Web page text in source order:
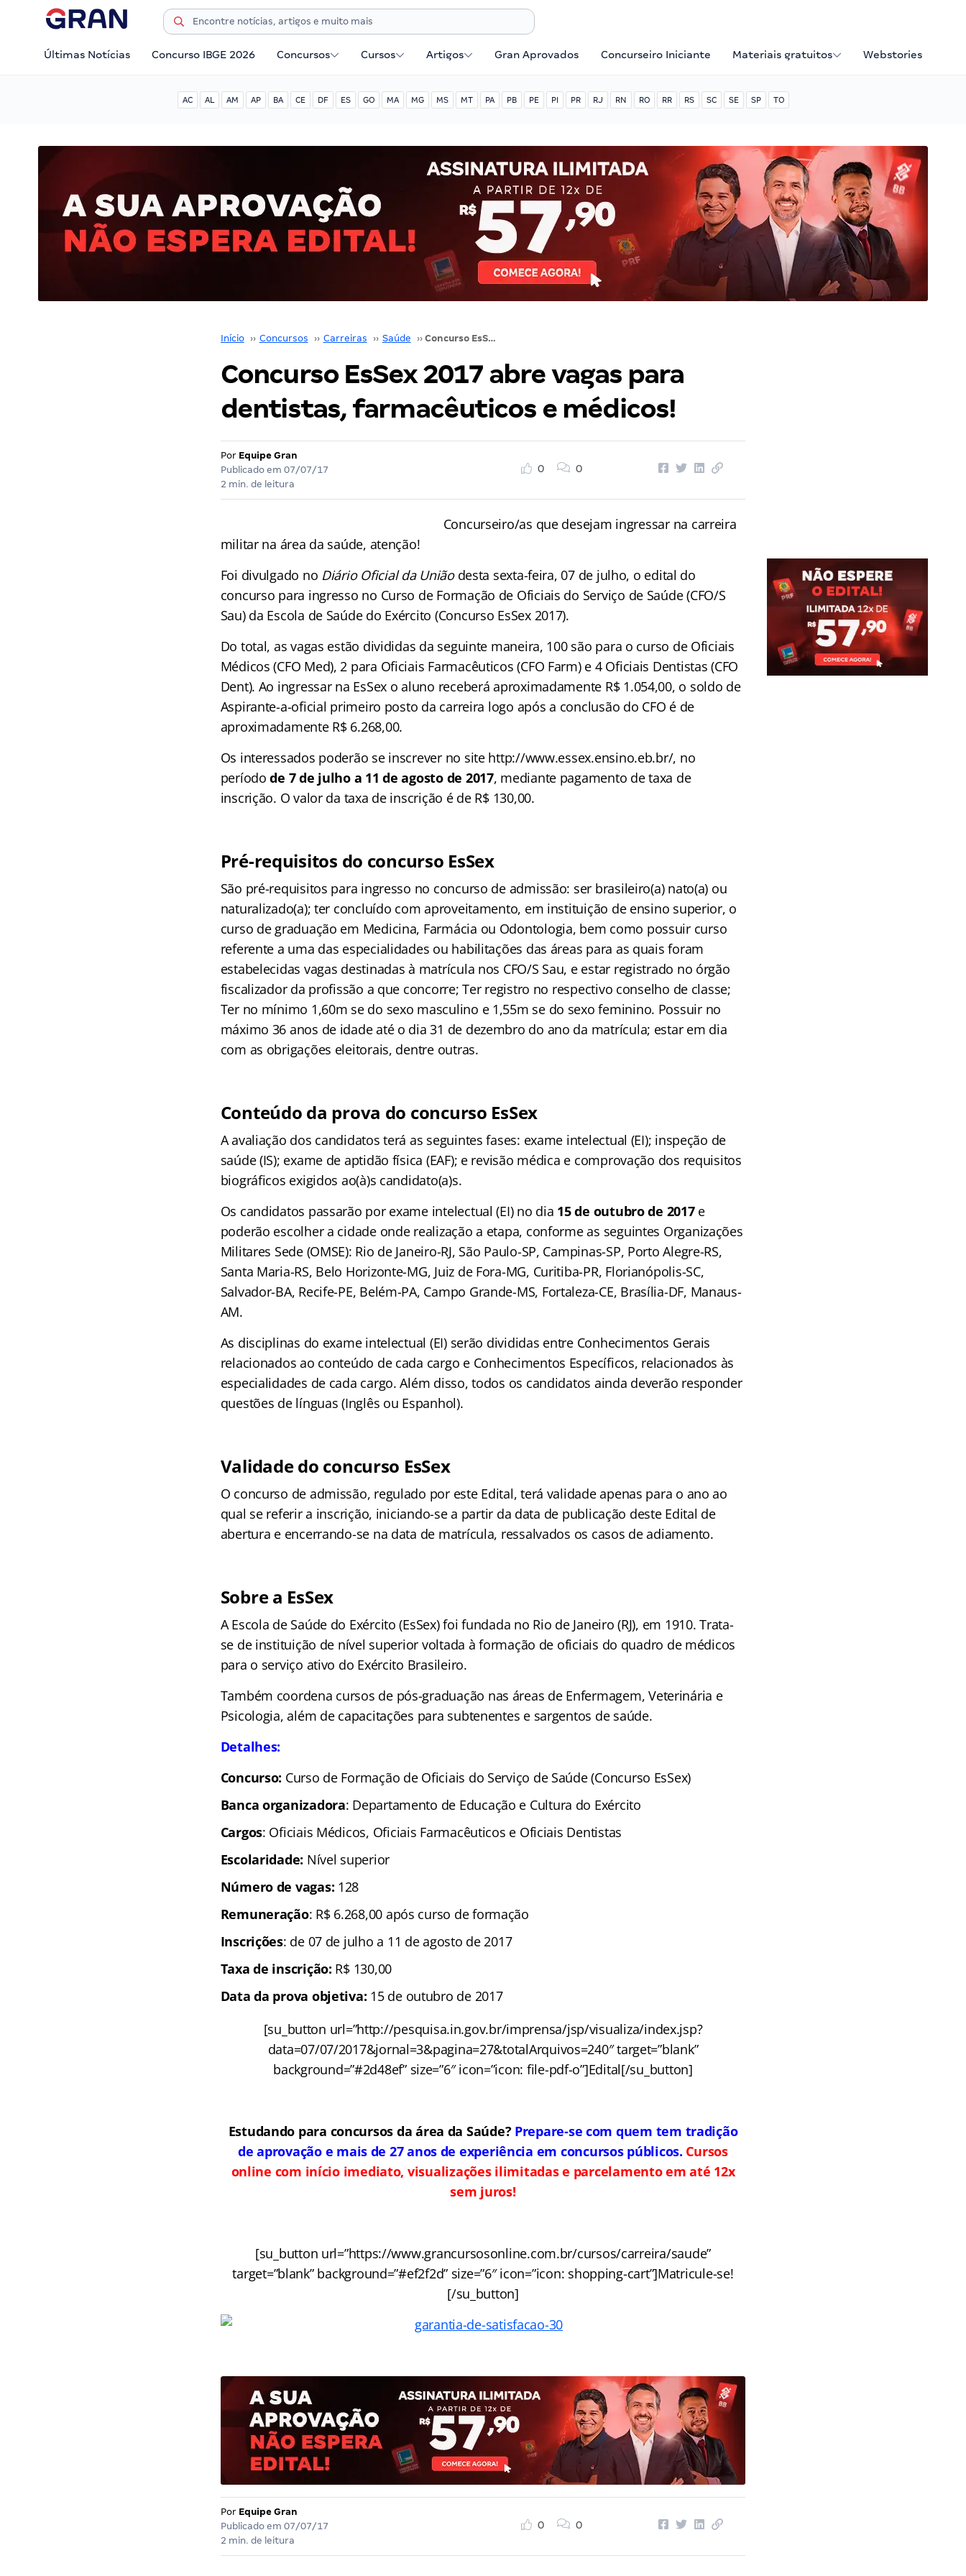
Últimas Notícias Concurso IBGE 2026 Concursos Cursos Artigos Gran Aprovados Concurseiro Iniciante Materiais gratuitos Webstories
AC AL AM AP BA CE DF ES GO MA MG MS MT PA PB PE PI PR RJ RN RO RR RS SC SE SP TO
Início ›› Concursos ›› Carreiras ›› Saúde ›› Concurso EsSex 2017 abre vagas para dentistas, farmacêuticos e médicos!
Concurso EsSex 2017 abre vagas para
dentistas, farmacêuticos e médicos!
Por Equipe Gran
Publicado em 07/07/17
2 min. de leitura
0 0
Concurseiro/as que desejam ingressar na carreira
militar na área da saúde, atenção!
Foi divulgado no Diário Oficial da Uniãodesta sexta-feira, 07 de julho, o edital do
concurso para ingresso no Curso de Formação de Oficiais do Serviço de Saúde (CFO/S
Sau) da Escola de Saúde do Exército (Concurso EsSex 2017).
Do total, as vagas estão divididas da seguinte maneira, 100 são para o curso de Oficiais
Médicos (CFO Med), 2 para Oficiais Farmacêuticos (CFO Farm) e 4 Oficiais Dentistas (CFO
Dent). Ao ingressar na EsSex o aluno receberá aproximadamente R$ 1.054,00, o soldo de
Aspirante-a-oficial primeiro posto da carreira logo após a conclusão do CFO é de
aproximadamente R$ 6.268,00.
Os interessados poderão se inscrever no site http://www.essex.ensino.eb.br/, no
períodode 7 de julho a 11 de agosto de 2017, mediante pagamento de taxa de
inscrição. O valor da taxa de inscrição é de R$ 130,00.
Pré-requisitos do concurso EsSex
São pré-requisitos para ingresso no concurso de admissão: ser brasileiro(a) nato(a) ou
naturalizado(a); ter concluído com aproveitamento, em instituição de ensino superior, o
curso de graduação em Medicina, Farmácia ou Odontologia, bem como possuir curso
referente a uma das especialidades ou habilitações das áreas para as quais foram
estabelecidas vagas destinadas à matrícula nos CFO/S Sau, e estar registrado no órgão
fiscalizador da profissão a que concorre; Ter registro no respectivo conselho de classe;
Ter no mínimo 1,60m se do sexo masculino e 1,55m se do sexo feminino. Possuir no
máximo 36 anos de idade até o dia 31 de dezembro do ano da matrícula; estar em dia
com as obrigações eleitorais, dentre outras.
Conteúdo da prova do concurso EsSex
A avaliação dos candidatos terá as seguintes fases: exame intelectual (EI); inspeção de
saúde (IS); exame de aptidão física (EAF); e revisão médica e comprovação dos requisitos
biográficos exigidos ao(à)s candidato(a)s.
Os candidatos passarão por exame intelectual (EI) no dia 15 de outubro de 2017e
poderão escolher a cidade onde realização a etapa, conforme as seguintes Organizações
Militares Sede (OMSE): Rio de Janeiro-RJ, São Paulo-SP, Campinas-SP, Porto Alegre-RS,
Santa Maria-RS, Belo Horizonte-MG, Juiz de Fora-MG, Curitiba-PR, Florianópolis-SC,
Salvador-BA, Recife-PE, Belém-PA, Campo Grande-MS, Fortaleza-CE, Brasília-DF, Manaus-
AM.
As disciplinas do exame intelectual (EI) serão divididas entre Conhecimentos Gerais
relacionados ao conteúdo de cada cargo e Conhecimentos Específicos, relacionados às
especialidades de cada cargo. Além disso, todos os candidatos ainda deverão responder
questões de línguas (Inglês ou Espanhol).
Validade do concurso EsSex
O concurso de admissão, regulado por este Edital, terá validade apenas para o ano ao
qual se referir a inscrição, iniciando-se a partir da data de publicação deste Edital de
abertura e encerrando-se na data de matrícula, ressalvados os casos de adiamento.
Sobre a EsSex
A Escola de Saúde do Exército (EsSex) foi fundada no Rio de Janeiro (RJ), em 1910. Trata-
se de instituição de nível superior voltada à formação de oficiais do quadro de médicos
para o serviço ativo do Exército Brasileiro.
Também coordena cursos de pós-graduação nas áreas de Enfermagem, Veterinária e
Psicologia, além de capacitações para subtenentes e sargentos de saúde.
Detalhes:
Concurso: Curso de Formação de Oficiais do Serviço de Saúde (Concurso EsSex)
Banca organizadora: Departamento de Educação e Cultura do Exército
Cargos: Oficiais Médicos, Oficiais Farmacêuticos e Oficiais Dentistas
Escolaridade: Nível superior
Número de vagas: 128
Remuneração: R$ 6.268,00 após curso de formação
Inscrições: de 07 de julho a 11 de agosto de 2017
Taxa de inscrição: R$ 130,00
Data da prova objetiva: 15 de outubro de 2017
[su_button url=”http://pesquisa.in.gov.br/imprensa/jsp/visualiza/index.jsp?
data=07/07/2017&jornal=3&pagina=27&totalArquivos=240″ target=”blank”
background=”#2d48ef” size=”6″ icon=”icon: file-pdf-o”]Edital[/su_button]
Estudando para concursos da área da Saúde? Prepare-se com quem tem tradição
de aprovação e mais de 27 anos de experiência em concursos públicos. Cursos
online com início imediato, visualizações ilimitadas e parcelamento em até 12x
sem juros!
[su_button url=”https://www.grancursosonline.com.br/cursos/carreira/saude”
target=”blank” background=”#ef2f2d” size=”6″ icon=”icon: shopping-cart”]Matricule-se!
[/su_button]
Por Equipe Gran
Publicado em 07/07/17
2 min. de leitura
0 0